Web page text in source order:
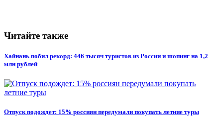
Читайте также
Хайнань побил рекорд: 446 тысяч туристов из России и шопинг на 1,2
млн рублей
Отпуск подождет: 15% россиян передумали покупать летние туры